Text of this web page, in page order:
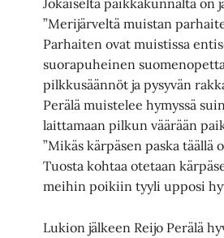
”Merijärveltä muistan
Parhaiten ovat muistissa
suorapuheinen
pilkkusäännöt ja pysyvän
Perälä muistelee hymyssä
laittamaan pilkun väärään
”Mikäs kärpäsen paska
Tuosta kohtaa otetaan
meihin poikiin tyyli upposi
Lukion jälkeen Reijo Perälä